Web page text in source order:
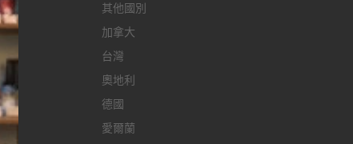
其他國別
加拿大
台灣
奧地利
德國
愛爾蘭